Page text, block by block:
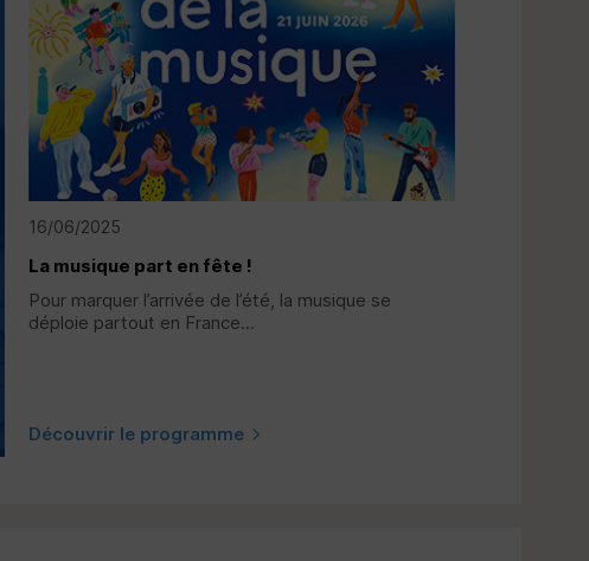
16/06/2025
La musique part en fête !
Pour marquer l’arrivée de l’été, la musique se
déploie partout en France...
Découvrir le programme